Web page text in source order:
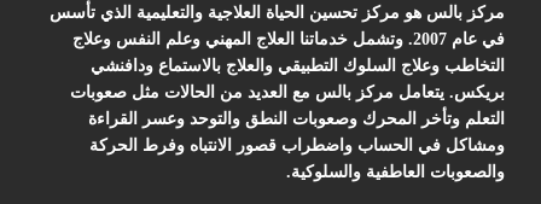
مركز بالس هو مركز تحسين الحياة العلاجية والتعليمية الذي تأسس
في عام 2007. وتشمل خدماتنا العلاج المهني وعلم النفس وعلاج
التخاطب وعلاج السلوك التطبيقي والعلاج بالاستماع ودافنشي
بريكس. يتعامل مركز بالس مع العديد من الحالات مثل صعوبات
التعلم وتأخر المحرك وصعوبات النطق والتوحد وعسر القراءة
ومشاكل في الحساب واضطراب قصور الانتباه وفرط الحركة
والصعوبات العاطفية والسلوكية.